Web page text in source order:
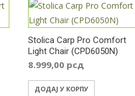
Stolica Carp Pro Comfort
Light Chair (CPD6050N)
8.999,00 рсд
ДОДАЈ У КОРПУ